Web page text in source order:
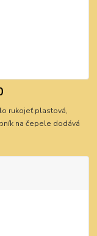
rukojeť plastová,
na čepele dodává